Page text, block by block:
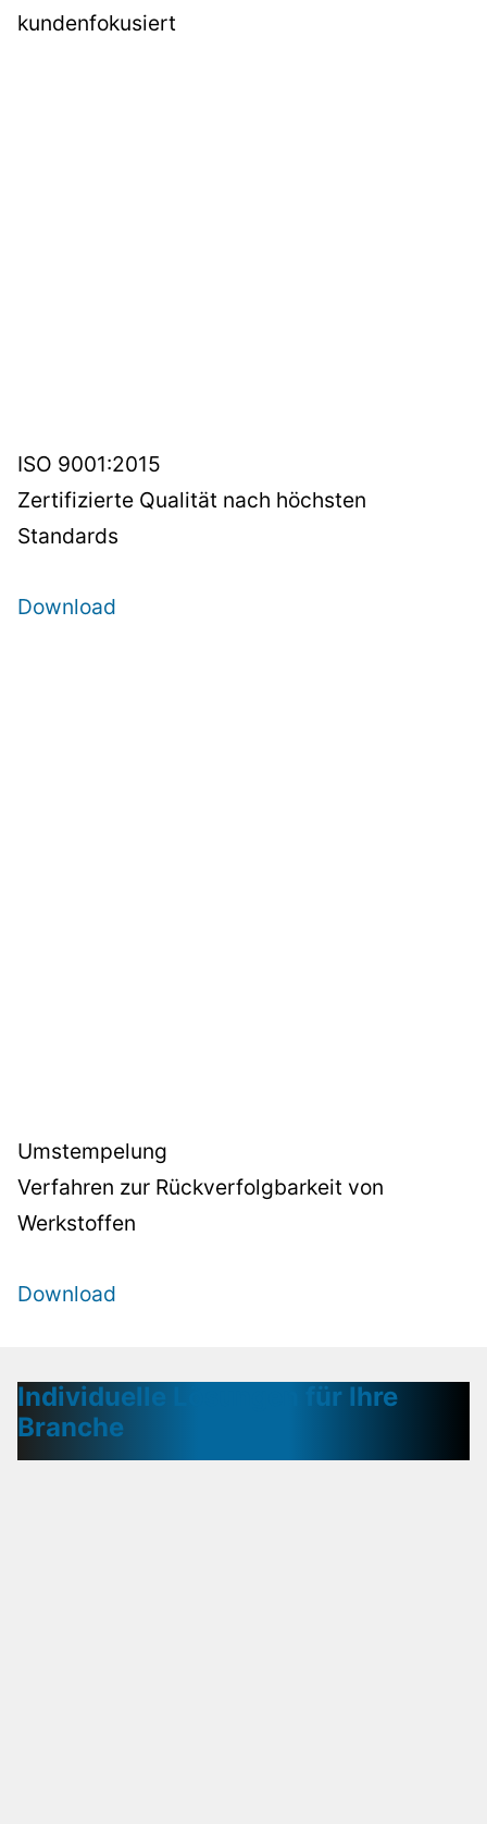
kundenfokusiert
ISO 9001:2015
Zertifizierte Qualität nach höchsten
Standards
Download
Umstempelung
Verfahren zur Rückverfolgbarkeit von
Werkstoffen
Download
Individuelle Lösungen für Ihre
Branche